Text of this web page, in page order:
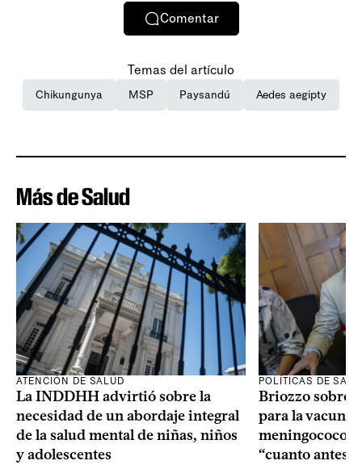
Comentar
Temas del artículo
Chikungunya MSP Paysandú Aedes aegipty
Más de Salud
ATENCIÓN DE SALUD
La INDDHH advirtió sobre la
necesidad de un abordaje integral
de la salud mental de niñas, niños
y adolescentes
POLÍTICAS DE
Briozzo sobre
para la vacuna
meningococo:
“cuanto antes